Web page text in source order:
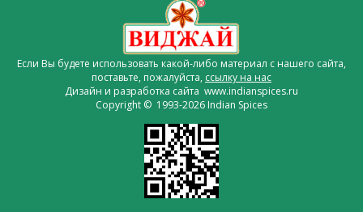
Если Вы будете использовать какой-либо материал с нашего сайта,
поставьте, пожалуйста, ссылку на нас
Дизайн и разработка сайта www.indianspices.ru
Copyright © 1993-2026 Indian Spices